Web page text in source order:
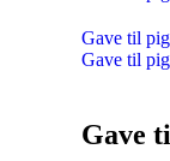
Gave til
Gave til
Gave